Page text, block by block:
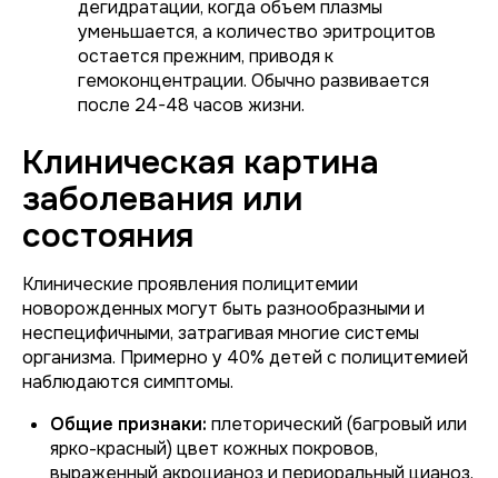
дегидратации, когда объем плазмы
уменьшается, а количество эритроцитов
остается прежним, приводя к
гемоконцентрации. Обычно развивается
после 24-48 часов жизни.
Клиническая картина
заболевания или
состояния
Клинические проявления полицитемии
новорожденных могут быть разнообразными и
неспецифичными, затрагивая многие системы
организма. Примерно у 40% детей с полицитемией
наблюдаются симптомы.
Общие признаки: плеторический (багровый или
ярко-красный) цвет кожных покровов,
выраженный акроцианоз и периоральный цианоз.